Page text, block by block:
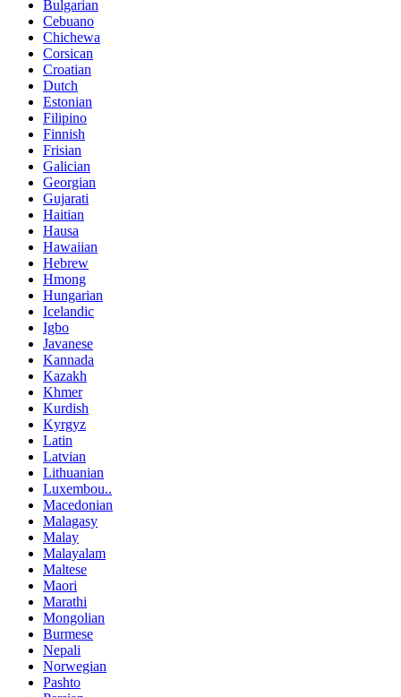
Bulgarian
Cebuano
Chichewa
Corsican
Croatian
Dutch
Estonian
Filipino
Finnish
Frisian
Galician
Georgian
Gujarati
Haitian
Hausa
Hawaiian
Hebrew
Hmong
Hungarian
Icelandic
Igbo
Javanese
Kannada
Kazakh
Khmer
Kurdish
Kyrgyz
Latin
Latvian
Lithuanian
Luxembou..
Macedonian
Malagasy
Malay
Malayalam
Maltese
Maori
Marathi
Mongolian
Burmese
Nepali
Norwegian
Pashto